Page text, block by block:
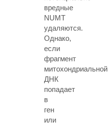
вредные
NUMT
удаляются.
Однако,
если
фрагмент
митохондриальной
ДНК
попадает
в
ген
или